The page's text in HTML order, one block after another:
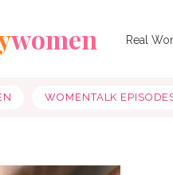
women Real
WOMENTALK